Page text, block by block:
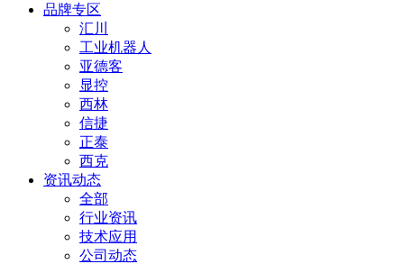
品牌专区
汇川
工业机器人
亚德客
显控
西林
信捷
正泰
西克
资讯动态
全部
行业资讯
技术应用
公司动态